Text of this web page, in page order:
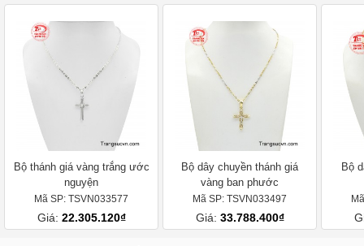
Bộ thánh giá vàng trắng ước
nguyện
Mã SP: TSVN033577
Giá: 22.305.120₫
Bộ dây chuyền thánh giá
vàng ban phước
Mã SP: TSVN033497
Giá: 33.788.400₫
Bộ